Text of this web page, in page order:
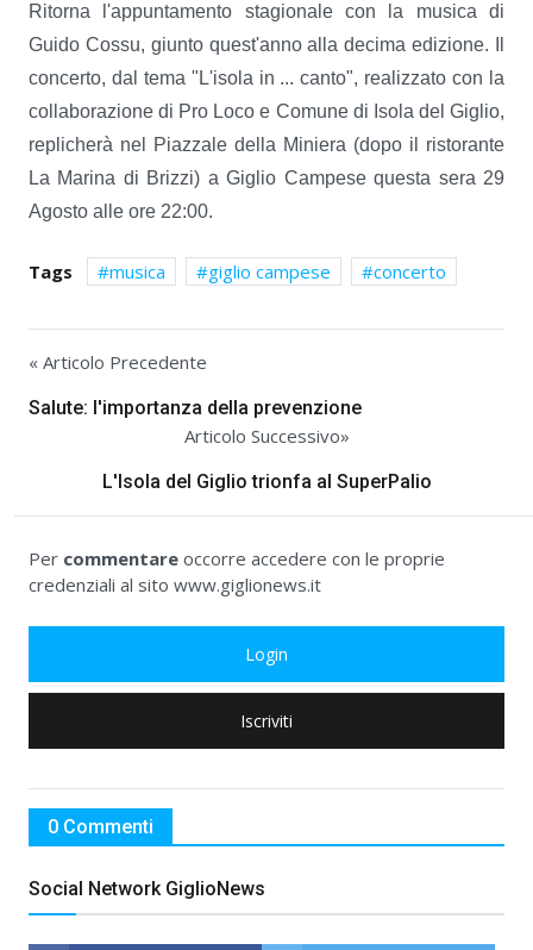
Ritorna l'appuntamento stagionale con la musica di
Guido Cossu, giunto quest'anno alla decima edizione. Il
concerto, dal tema "L'isola in ... canto", realizzato con la
collaborazione di Pro Loco e Comune di Isola del Giglio,
replicherà nel Piazzale della Miniera (dopo il ristorante
La Marina di Brizzi) a Giglio Campese questa sera 29
Agosto alle ore 22:00.
Tags musica giglio campese concerto
« Articolo Precedente
Salute: l'importanza della prevenzione
Articolo Successivo»
L'Isola del Giglio trionfa al SuperPalio
Per commentare occorre accedere con le proprie
credenziali al sito www.giglionews.it
Login
Iscriviti
0 Commenti
Social Network GiglioNews